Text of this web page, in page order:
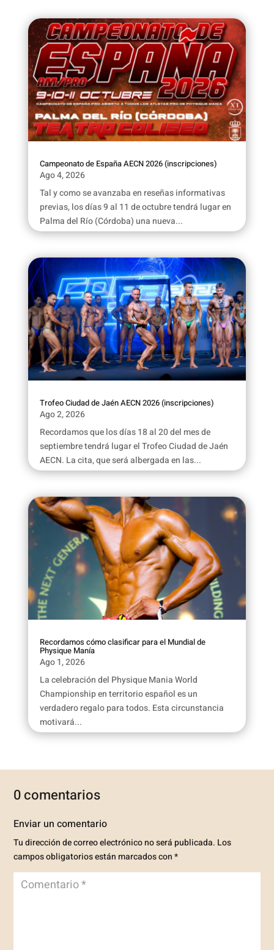
Campeonato de España AECN 2026 (inscripciones)
Ago 4, 2026
Tal y como se avanzaba en reseñas informativas
previas, los días 9 al 11 de octubre tendrá lugar en
Palma del Río (Córdoba) una nueva...
Trofeo Ciudad de Jaén AECN 2026 (inscripciones)
Ago 2, 2026
Recordamos que los días 18 al 20 del mes de
septiembre tendrá lugar el Trofeo Ciudad de Jaén
AECN. La cita, que será albergada en las...
Recordamos cómo clasificar para el Mundial de
Physique Manía
Ago 1, 2026
La celebración del Physique Mania World
Championship en territorio español es un
verdadero regalo para todos. Esta circunstancia
motivará...
0 comentarios
Enviar un comentario
Tu dirección de correo electrónico no será publicada. Los
campos obligatorios están marcados con*